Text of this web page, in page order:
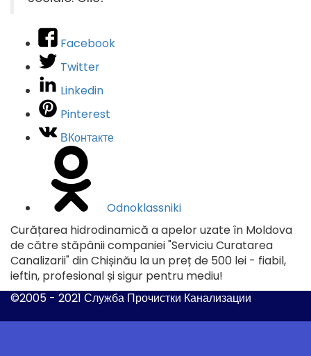
Facebook
Twitter
Linkedin
Pinterest
ВКонтакте
Odnoklassniki
Curățarea hidrodinamică a apelor uzate în Moldova
de către stăpânii companiei "Serviciu Curatarea
Canalizarii" din Chișinău la un preț de 500 lei - fiabil,
ieftin, profesional și sigur pentru mediu!
©2005 - 2021 Служба Прочистки Канализации